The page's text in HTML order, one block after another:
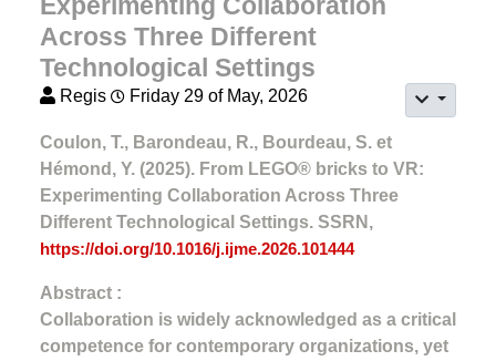
Across Three Different
Technological Settings
Regis Friday 29 of May, 2026
Coulon, T., Barondeau, R., Bourdeau, S. et
Hémond, Y. (2025). From LEGO® bricks to VR:
Experimenting Collaboration Across Three
Different Technological Settings. SSRN,
https://doi.org/10.1016/j.ijme.2026.101444
Abstract :
Collaboration is widely acknowledged as a critical
competence for contemporary organizations, yet